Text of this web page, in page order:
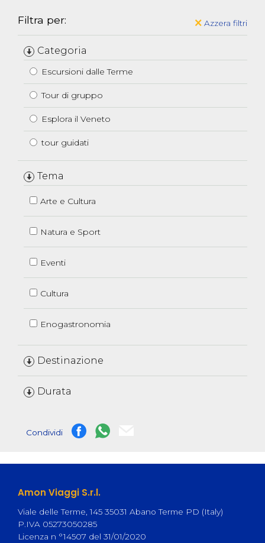
Filtra per: Azzera filtri
Categoria
Escursioni dalle Terme
Tour di gruppo
Esplora il Veneto
tour guidati
Tema
Arte e Cultura
Natura e Sport
Eventi
Cultura
Enogastronomia
Destinazione
Durata
Condividi
Amon Viaggi S.r.l.
Viale delle Terme, 145 35031 Abano Terme PD (Italy)
P.IVA 05273050285
Licenza n °14507 del 31/01/2020